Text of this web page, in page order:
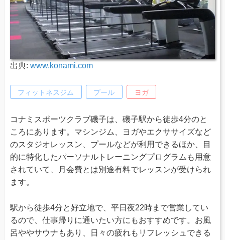
出典: www.konami.com
フィットネスジム プール ヨガ
コナミスポーツクラブ磯子は、磯子駅から徒歩4分のと
ころにあります。マシンジム、ヨガやエクササイズなど
のスタジオレッスン、プールなどが利用できるほか、目
的に特化したパーソナルトレーニングプログラムも用意
されていて、月会費とは別途有料でレッスンが受けられ
ます。
駅から徒歩4分と好立地で、平日夜22時まで営業してい
るので、仕事帰りに通いたい方にもおすすめです。お風
呂ややサウナもあり、日々の疲れもリフレッシュできる